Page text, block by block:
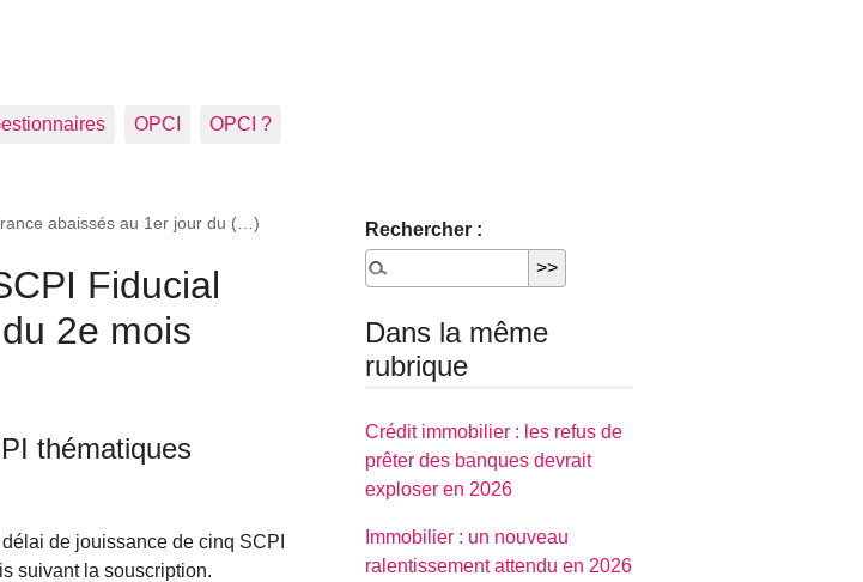
OPCI OPCI ?
abaissés au 1er jour du (…)
Fiducial
2e mois
thématiques
de jouissance de cinq SCPI
suivant la souscription.
Rechercher :
Dans la même
rubrique
Crédit immobilier : les refus de
prêter des banques devrait
exploser en 2026
Immobilier : un nouveau
ralentissement attendu en 2026